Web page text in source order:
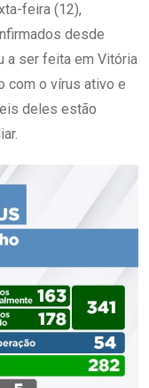
feira (12),
desde
a ser feita em Vitória
com o vírus ativo e
deles estão